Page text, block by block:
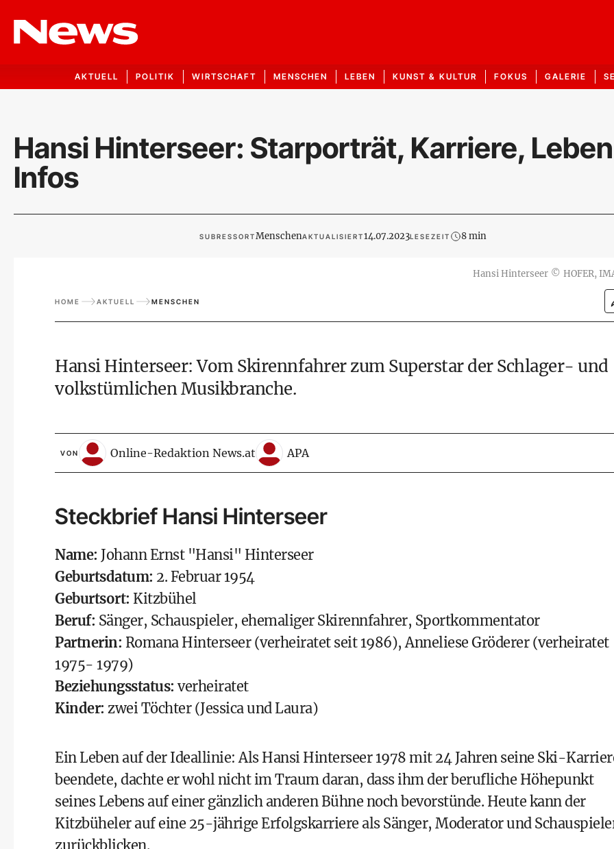
AKTUELL POLITIK WIRTSCHAFT MENSCHEN LEBEN KUNST & KULTUR FOKUS GALERIE
Hansi Hinterseer: Starporträt, Karriere,
Infos
SUBRESSORTMenschenAKTUALISIERT14.07.2023LESEZEIT 8 min
Hansi Hinterseer © HOFER,
HOME AKTUELL MENSCHEN
Hansi Hinterseer: Vom Skirennfahrer zum Superstar der Schlager- und
volkstümlichen Musikbranche.
VON Online-Redaktion News.at APA
Steckbrief Hansi Hinterseer
Name: Johann Ernst "Hansi" Hinterseer
Geburtsdatum: 2. Februar 1954
Geburtsort: Kitzbühel
Beruf: Sänger, Schauspieler, ehemaliger Skirennfahrer, Sportkommentator
Partnerin: Romana Hinterseer (verheiratet seit 1986), Anneliese Gröderer (verheiratet
1975- 1979)
Beziehungsstatus: verheiratet
Kinder: zwei Töchter (Jessica und Laura)
Ein Leben auf der Ideallinie: Als Hansi Hinterseer 1978 mit 24 Jahren seine Ski-
beendete, dachte er wohl nicht im Traum daran, dass ihm der berufliche Höhepunkt
seines Lebens auf einer gänzlich anderen Bühne noch bevorstünde. Heute kann der
Kitzbüheler auf eine 25-jährige Erfolgskarriere als Sänger, Moderator und
zurückblicken.